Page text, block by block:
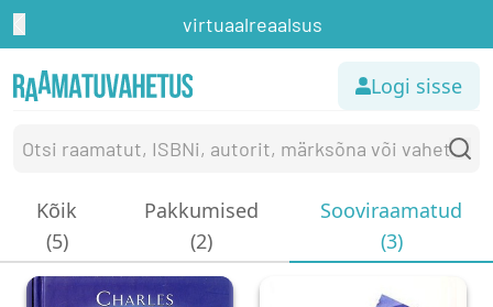
virtuaalreaalsus
Logi sisse
Kõik
(5)
Pakkumised
(2)
Sooviraamatud
(3)